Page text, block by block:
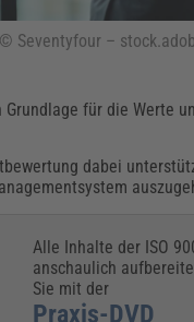
© Seventyfour –
für die Werte
dabei
Alle Inhalte der ISO
anschaulich
Sie mit der
Praxis-DVD